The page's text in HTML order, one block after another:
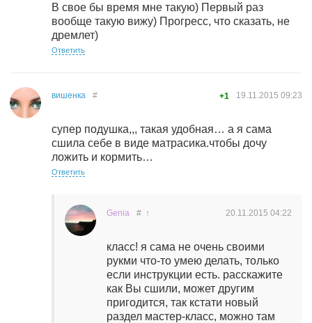
В свое бы время мне такую) Первый раз
вообще такую вижу) Прогресс, что сказать, не
дремлет)
Ответить
вишенка 19.11.2015 09:23
# +1
супер подушка,,, такая удобная… а я сама
сшила себе в виде матрасика.чтобы дочу
ложить и кормить…
Ответить
Genia 20.11.2015 04:22
# ↑
класс! я сама не очень своими
рукми что-то умею делать, только
если инструкции есть. расскажите
как Вы сшили, может другим
пригодится, так кстати новый
раздел мастер-класс, можно там